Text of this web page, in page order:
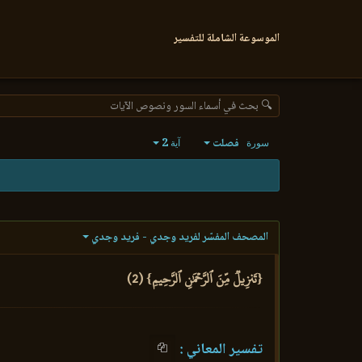
الموسوعة الشاملة للتفسير
🔍 بحث في أسماء السور ونصوص الآيات
سورة فصلت آية 2
المصحف المفسّر لفريد وجدي - فريد وجدي
{تَنزِيلٞ مِّنَ ٱلرَّحۡمَٰنِ ٱلرَّحِيمِ} (2)
تفسير المعاني :